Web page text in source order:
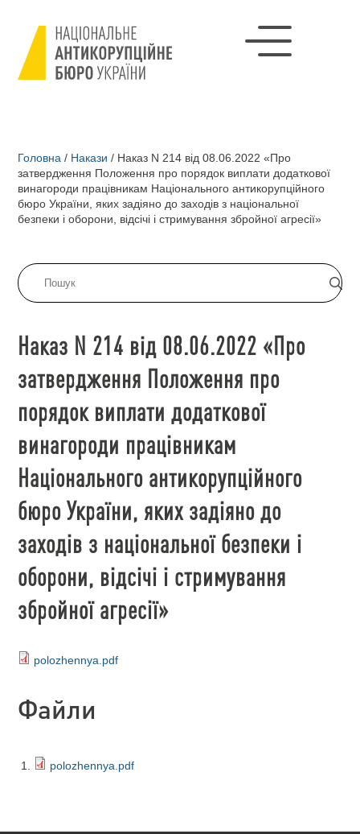
Головна / Накази / Наказ N 214 від 08.06.2022 «Про
затвердження Положення про порядок виплати додаткової
винагороди працівникам Національного антикорупційного
бюро України, яких задіяно до заходів з національної
безпеки і оборони, відсічі і стримування збройної агресії»
Наказ N 214 від 08.06.2022 «Про
затвердження Положення про
порядок виплати додаткової
винагороди працівникам
Національного антикорупційного
бюро України, яких задіяно до
заходів з національної безпеки і
оборони, відсічі і стримування
збройної агресії»
polozhennya.pdf
Файли
polozhennya.pdf